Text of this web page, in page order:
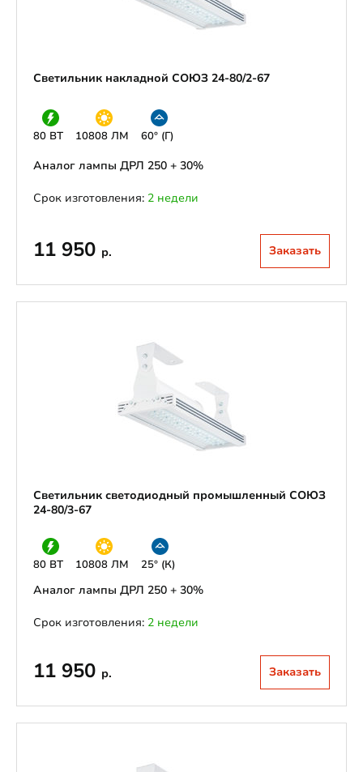
Светильник накладной СОЮЗ 24-80/2-67
80 ВТ 10808 ЛМ 60° (Г)
Аналог лампы ДРЛ 250 + 30%
Срок изготовления: 2 недели
11 950 р. Заказать
Светильник светодиодный промышленный СОЮЗ
24-80/3-67
80 ВТ 10808 ЛМ 25° (К)
Аналог лампы ДРЛ 250 + 30%
Срок изготовления: 2 недели
11 950 р. Заказать